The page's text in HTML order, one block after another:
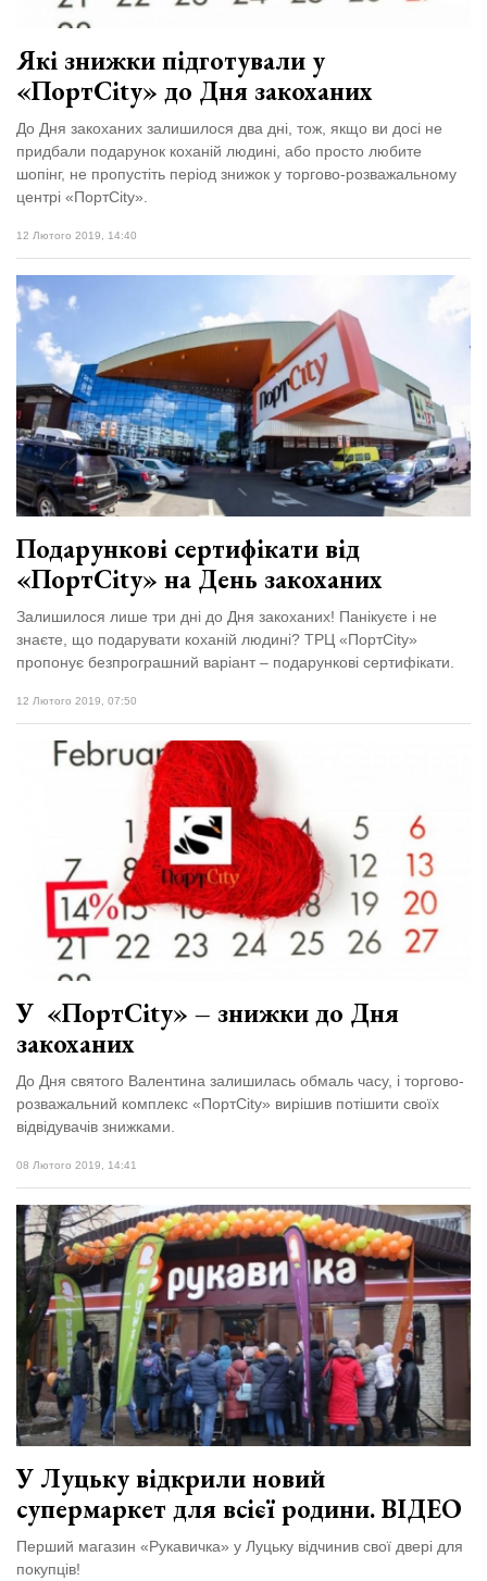
три...
Всі розділи
Персона
Лайф
ZONE 18+
Контакти
Політика конфіденційності
Які знижки підготували у
«ПортCity» до Дня закоханих
До Дня закоханих залишилося два дні, тож, якщо ви досі не
придбали подарунок коханій людині, або просто любите
шопінг, не пропустіть період знижок у торгово-розважальному
центрі «ПортCity».
12 Лютого 2019, 14:40
Подарункові сертифікати від
«ПортCity» на День закоханих
Залишилося лише три дні до Дня закоханих! Панікуєте і не
знаєте, що подарувати коханій людині? ТРЦ «ПортCity»
пропонує безпрограшний варіант – подарункові сертифікати.
12 Лютого 2019, 07:50
У «ПортCity» – знижки до Дня
закоханих
До Дня святого Валентина залишилась обмаль часу, і торгово-
розважальний комплекс «ПортCity» вирішив потішити своїх
відвідувачів знижками.
08 Лютого 2019, 14:41
У Луцьку відкрили новий
супермаркет для всієї родини. ВІДЕО
Перший магазин «Рукавичка» у Луцьку відчинив свої двері для
покупців!